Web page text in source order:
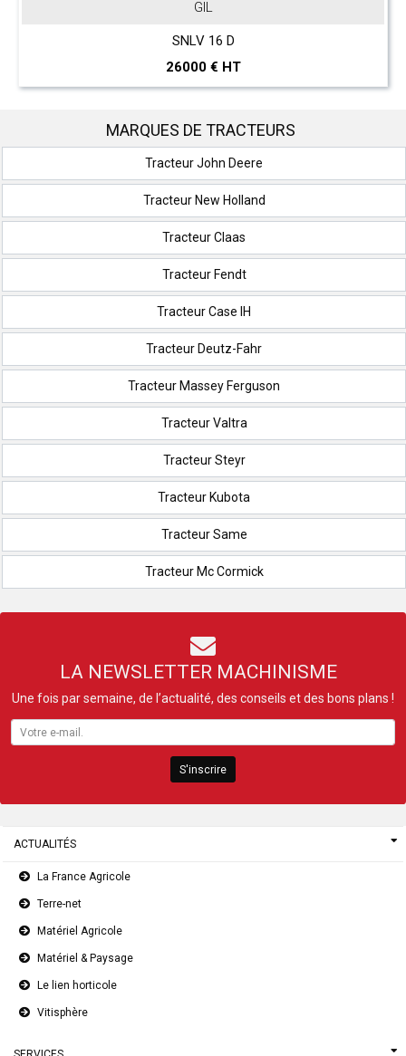
GIL
SNLV 16 D
26000 € HT
MARQUES DE TRACTEURS
Tracteur John Deere
Tracteur New Holland
Tracteur Claas
Tracteur Fendt
Tracteur Case IH
Tracteur Deutz-Fahr
Tracteur Massey Ferguson
Tracteur Valtra
Tracteur Steyr
Tracteur Kubota
Tracteur Same
Tracteur Mc Cormick
LA NEWSLETTER MACHINISME
Une fois par semaine, de l’actualité, des conseils et des bons plans !
S'inscrire
ACTUALITÉS
La France Agricole
Terre-net
Matériel Agricole
Matériel & Paysage
Le lien horticole
Vitisphère